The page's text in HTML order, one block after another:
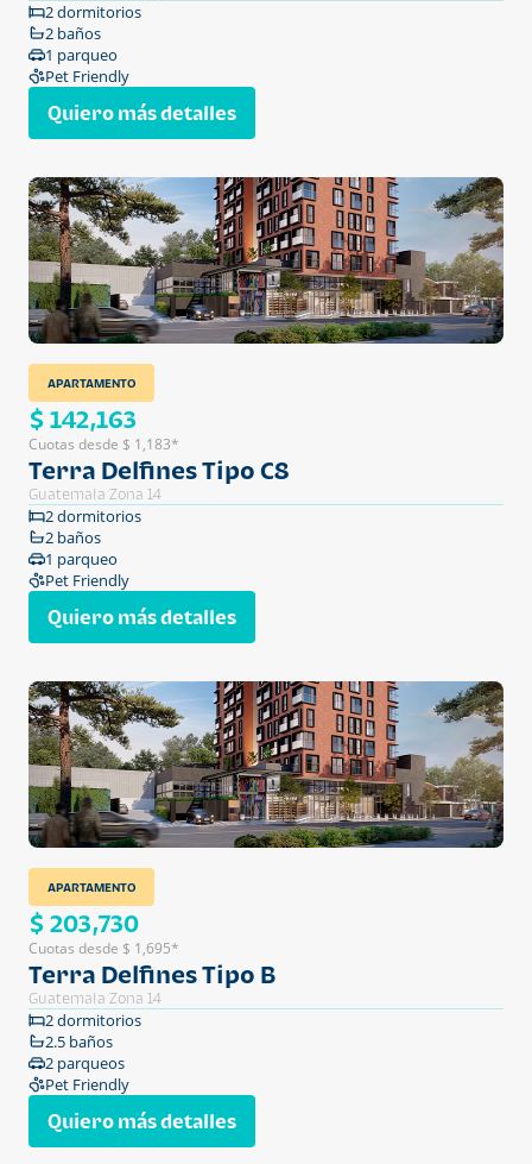
2 dormitorios
2 baños
1 parqueo
Pet Friendly
Quiero más detalles
APARTAMENTO
$ 142,163
Cuotas desde $ 1,183*
Terra Delfines Tipo C8
Guatemala Zona 14
2 dormitorios
2 baños
1 parqueo
Pet Friendly
Quiero más detalles
APARTAMENTO
$ 203,730
Cuotas desde $ 1,695*
Terra Delfines Tipo B
Guatemala Zona 14
2 dormitorios
2.5 baños
2 parqueos
Pet Friendly
Quiero más detalles